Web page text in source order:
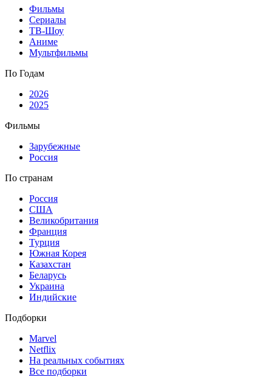
Фильмы
Сериалы
ТВ-Шоу
Аниме
Мультфильмы
По Годам
2026
2025
Фильмы
Зарубежные
Россия
По странам
Россия
США
Великобритания
Франция
Турция
Южная Корея
Казахстан
Беларусь
Украина
Индийские
Подборки
Marvel
Netflix
На реальных событиях
Все подборки